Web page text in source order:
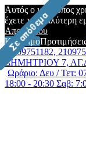
Αυτός ο ιστότοπος
έχετε την καλύτερη
Απορρήτου
Κλείσιμο
2109751182,
ΔΗΜΗΤΡΙΟΥ 7,
Ωράριο: Δευ / Τετ:
18:00 - 20:30 Σαβ: